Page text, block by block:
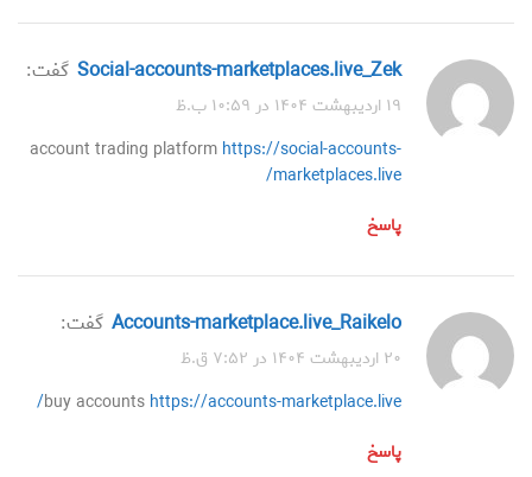
social-accounts-marketplaces.live_Zek گفت:
۱۹ اردیبهشت ۱۴۰۴ در ۱۰:۵۹ ب.ظ
account trading platform https://social-accounts-
marketplaces.live/
پاسخ
accounts-marketplace.live_Raikelo گفت:
۲۰ اردیبهشت ۱۴۰۴ در ۷:۵۲ ق.ظ
buy accounts https://accounts-marketplace.live/
پاسخ